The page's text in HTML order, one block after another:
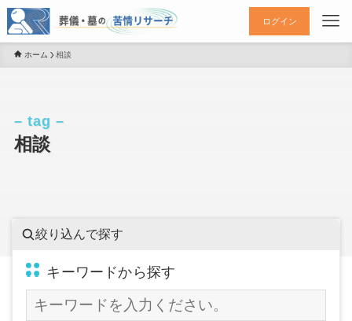
ログイン
ホーム 相談
相談
– tag –
絞り込んで探す
キーワードから探す